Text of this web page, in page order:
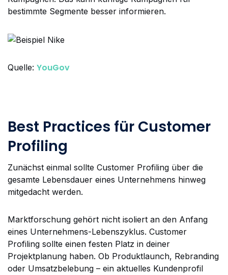
bestimmte Segmente besser informieren.
Quelle: YouGov
Best Practices für Customer
Profiling
Zunächst einmal sollte Customer Profiling über die
gesamte Lebensdauer eines Unternehmens hinweg
mitgedacht werden.
Marktforschung gehört nicht isoliert an den Anfang
eines Unternehmens-Lebenszyklus. Customer
Profiling sollte einen festen Platz in deiner
Projektplanung haben. Ob Produktlaunch, Rebranding
oder Umsatzbelebung – ein aktuelles Kundenprofil